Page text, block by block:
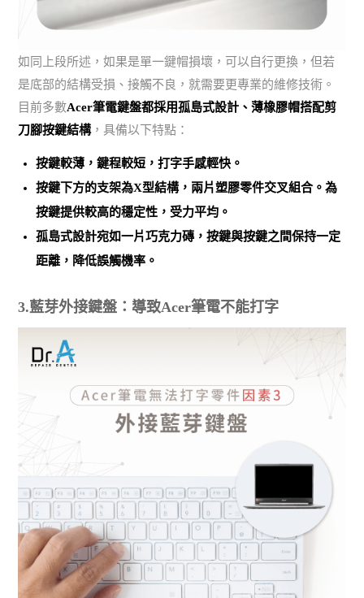
如同上段所述，如果是單一鍵帽損壞，可以自行更換，但若
是底部的結構受損、接觸不良，就需要更專業的維修技術。
目前多數Acer筆電鍵盤都採用孤島式設計、薄橡膠帽搭配剪
刀腳按鍵結構，具備以下特點：
按鍵較薄，鍵程較短，打字手感輕快。
按鍵下方的支架為X型結構，兩片塑膠零件交叉組合。為
按鍵提供較高的穩定性，受力平均。
孤島式設計宛如一片巧克力磚，按鍵與按鍵之間保持一定
距離，降低誤觸機率。
3.藍芽外接鍵盤：導致Acer筆電不能打字